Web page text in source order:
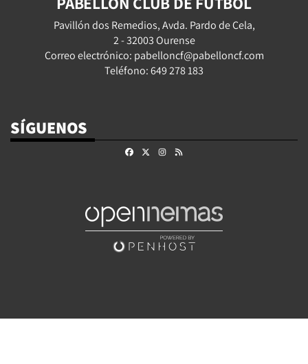
Pavillón dos Remedios, Avda. Pardo de Cela,
2 - 32003 Ourense
Correo electrónico: pabelloncf@pabelloncf.com
Teléfono: 649 278 183
SÍGUENOS
FacebookInstagram